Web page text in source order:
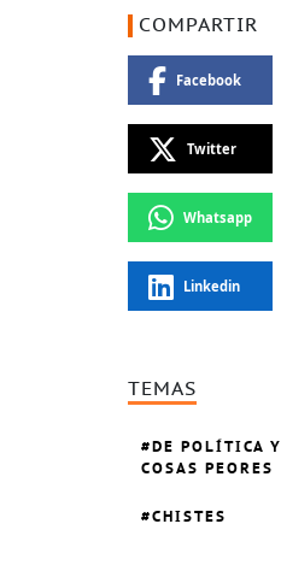
COMPARTIR
Facebook
Twitter
Whatsapp
Linkedin
TEMAS
DE POLÍTICA Y
COSAS PEORES
CHISTES